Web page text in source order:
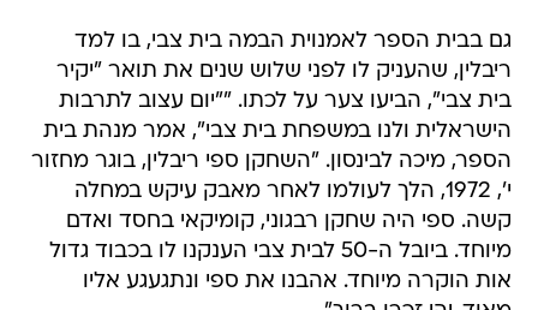
גם בבית הספר לאמנוית הבמה בית צבי, בו למד
ריבלין, שהעניק לו לפני שלוש שנים את תואר "יקיר
בית צבי", הביעו צער על לכתו. ""יום עצוב לתרבות
הישראלית ולנו במשפחת בית צבי", אמר מנהת בית
הספר, מיכה לבינסון. "השחקן ספי ריבלין, בוגר מחזור
י', 1972, הלך לעולמו לאחר מאבק עיקש במחלה
קשה. ספי היה שחקן רבגוני, קומיקאי בחסד ואדם
מיוחד. ביובל ה-50 לבית צבי הענקנו לו בכבוד גדול
אות הוקרה מיוחד. אהבנו את ספי ונתגעגע אליו